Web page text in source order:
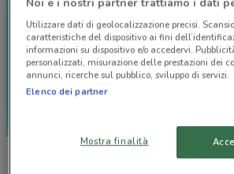
Utilizzare dati di geolocalizzazione precisi.
caratteristiche del dispositivo ai fini
informazioni su dispositivo e/o accedervi.
personalizzati, misurazione delle prestazioni dei
annunci, ricerche sul pubblico, sviluppo di servizi.
Elenco dei partner
Mostra finalità